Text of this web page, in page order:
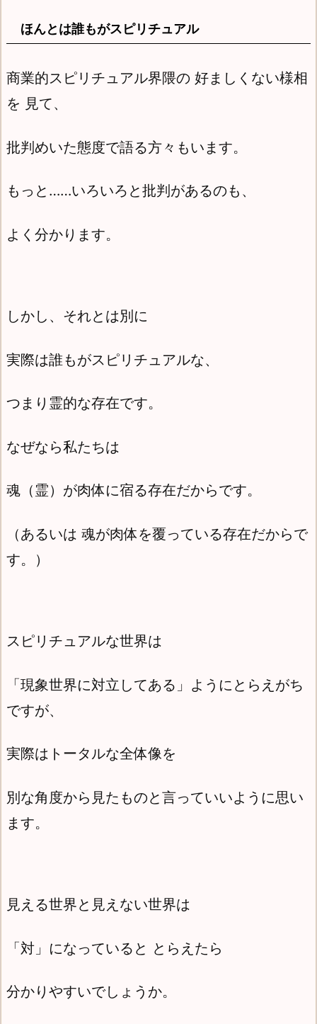
ほんとは誰もがスピリチュアル
商業的スピリチュアル界隈の 好ましくない様相
を 見て、
批判めいた態度で語る方々もいます。
もっと……いろいろと批判があるのも、
よく分かります。
しかし、それとは別に
実際は誰もがスピリチュアルな、
つまり霊的な存在です。
なぜなら私たちは
魂（霊）が肉体に宿る存在だからです。
（あるいは 魂が肉体を覆っている存在だからで
す。）
スピリチュアルな世界は
「現象世界に対立してある」ようにとらえがち
ですが、
実際はトータルな全体像を
別な角度から見たものと言っていいように思い
ます。
見える世界と見えない世界は
「対」になっていると とらえたら
分かりやすいでしょうか。